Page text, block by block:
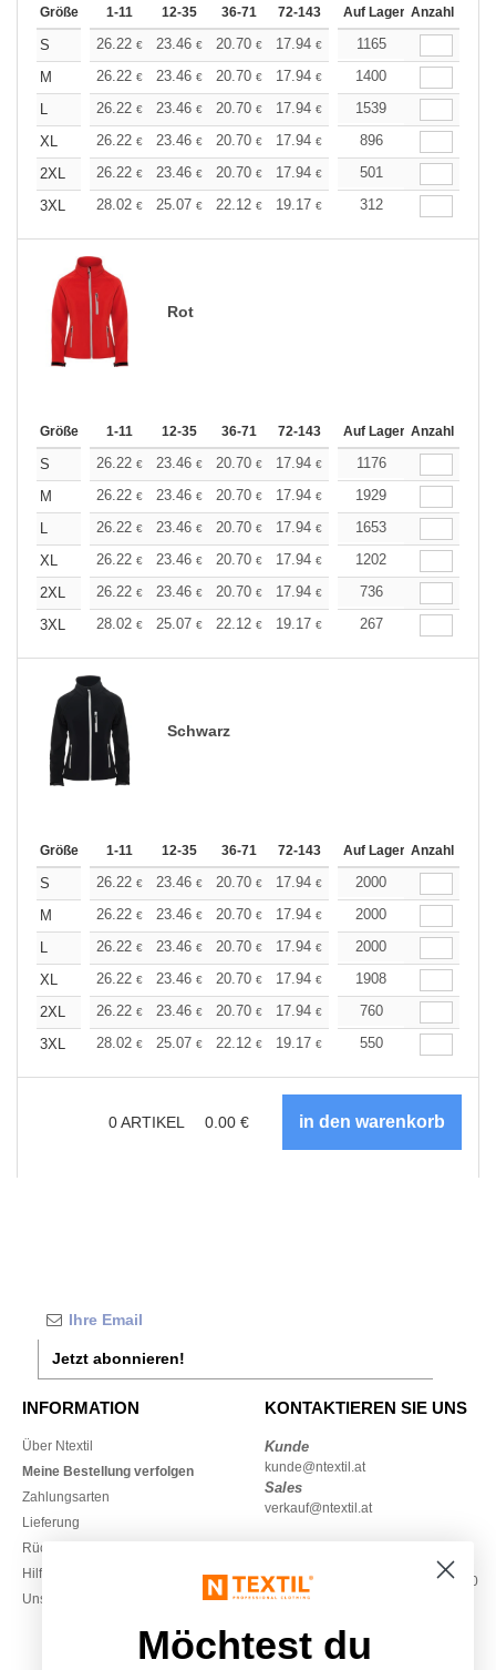
Größe 1-11 12-35 36-71 72-143 144-287 288 +
Auf Lager Anzahl
S 26.22 € 23.46 € 20.70 € 17.94 € 16.56€
1165
M
26.22 € 23.46 € 20.70 € 17.94 € 16.56€
1400
L
26.22 € 23.46 € 20.70 € 17.94 € 16.56€
1539
XL
26.22 € 23.46 € 20.70 € 17.94 € 16.56€
896
2XL
26.22 € 23.46 € 20.70 € 17.94 € 16.56€
501
3XL
28.02 € 25.07 € 22.12 € 19.17 € 17.70€
312
Rot
Größe 1-11 12-35 36-71 72-143 144-287 288 +
Auf Lager Anzahl
S 26.22 € 23.46 € 20.70 € 17.94 € 16.56€
1176
M
26.22 € 23.46 € 20.70 € 17.94 € 16.56€
1929
L
26.22 € 23.46 € 20.70 € 17.94 € 16.56€
1653
XL
26.22 € 23.46 € 20.70 € 17.94 € 16.56€
1202
2XL
26.22 € 23.46 € 20.70 € 17.94 € 16.56€
736
3XL
28.02 € 25.07 € 22.12 € 19.17 € 17.70€
267
Schwarz
Größe 1-11 12-35 36-71 72-143 144-287 288 +
Auf Lager Anzahl
S 26.22 € 23.46 € 20.70 € 17.94 € 16.56€
2000
M
26.22 € 23.46 € 20.70 € 17.94 € 16.56€
2000
L
26.22 € 23.46 € 20.70 € 17.94 € 16.56€
2000
XL
26.22 € 23.46 € 20.70 € 17.94 € 16.56€
1908
2XL
26.22 € 23.46 € 20.70 € 17.94 € 16.56€
760
3XL
28.02 € 25.07 € 22.12 € 19.17 € 17.70€
550
0ARTIKEL 0.00 €
Jetzt abonnieren!
INFORMATION
Über Ntextil
Meine Bestellung verfolgen
Zahlungsarten
Lieferung
Rückerstattungen / Rückgaben
Hilfe & FAQs
Unsere Engagements
KONTAKTIEREN SIE UNS
Kunde
kunde@ntextil.at
Sales
verkauf@ntextil.at
Montag – Donnerstag: 10:00–13:00
& 14:00–17:30
Freitag: 10:00–14:00
Möchtest du